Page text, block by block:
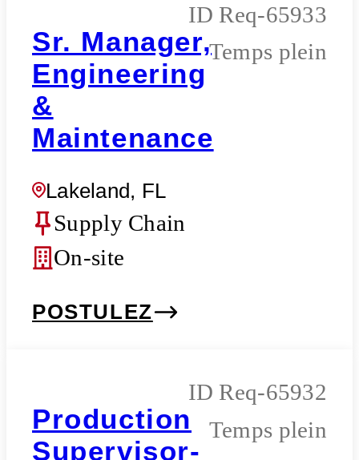
Sr. Manager,
Engineering
&
Maintenance
Lakeland, FL
Req-65933
Temps plein
Supply Chain
On-site
POSTULEZ
Production
Supervisor-
Req-65932
Temps plein